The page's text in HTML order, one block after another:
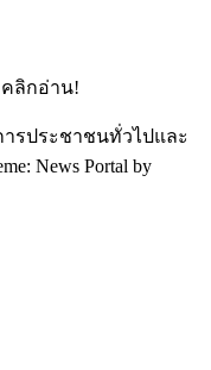
คลิกอ่าน!
รประชาชนทั่วไปและ
News Portal by